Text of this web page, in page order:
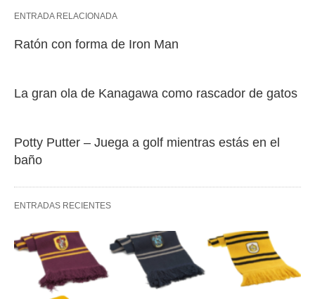
ENTRADA RELACIONADA
Ratón con forma de Iron Man
La gran ola de Kanagawa como rascador de gatos
Potty Putter – Juega a golf mientras estás en el
baño
ENTRADAS RECIENTES